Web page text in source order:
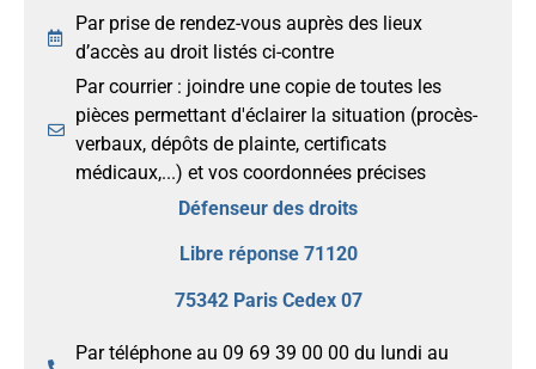
Par prise de rendez-vous auprès des lieux
d’accès au droit listés ci-contre
Par courrier : joindre une copie de toutes les
pièces permettant d'éclairer la situation (procès-
verbaux, dépôts de plainte, certificats
médicaux,...) et vos coordonnées précises
Défenseur des droits
Libre réponse 71120
75342 Paris Cedex 07
Par téléphone au 09 69 39 00 00 du lundi au